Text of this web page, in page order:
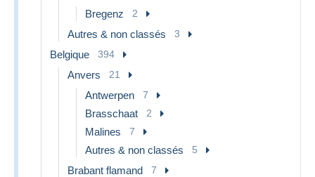
Bregenz 2
Autres & non classés 3
Belgique 394
Anvers 21
Antwerpen 7
Brasschaat 2
Malines 7
Autres & non classés 5
Brabant flamand 7